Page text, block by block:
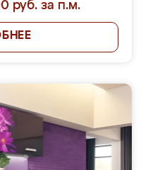
руб. за п.м.